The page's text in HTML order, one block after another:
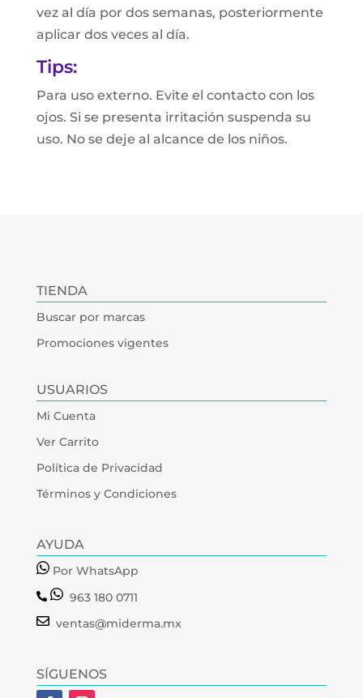
vez al día por dos semanas, posteriormente
aplicar dos veces al día.
Tips:
Para uso externo. Evite el contacto con los
ojos. Si se presenta irritación suspenda su
uso. No se deje al alcance de los niños.
TIENDA
Buscar por marcas
Promociones vigentes
USUARIOS
Mi Cuenta
Ver Carrito
Política de Privacidad
Términos y Condiciones
AYUDA
Por WhatsApp
963 180 0711
ventas@miderma.mx
SÍGUENOS